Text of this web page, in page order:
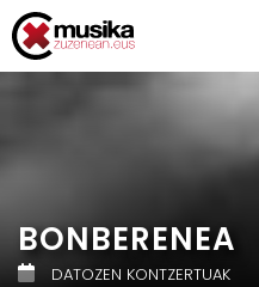
BONBERENEA
DATOZEN KONTZERTUAK